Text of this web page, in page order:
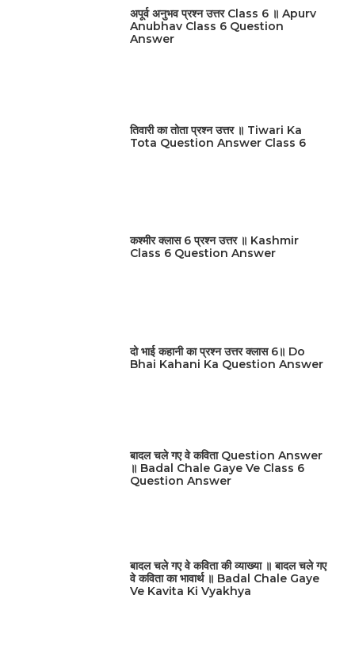
अपूर्व अनुभव प्रश्न उत्तर Class 6 ॥ Apurv
Anubhav Class 6 Question
Answer
तिवारी का तोता प्रश्न उत्तर ॥ Tiwari Ka
Tota Question Answer Class 6
कश्मीर क्लास 6 प्रश्न उत्तर ॥ Kashmir
Class 6 Question Answer
दो भाई कहानी का प्रश्न उत्तर क्लास 6॥ Do
Bhai Kahani Ka Question Answer
बादल चले गए वे कविता Question Answer
॥ Badal Chale Gaye Ve Class 6
Question Answer
बादल चले गए वे कविता की व्याख्या ॥ बादल चले गए
वे कविता का भावार्थ ॥ Badal Chale Gaye
Ve Kavita Ki Vyakhya